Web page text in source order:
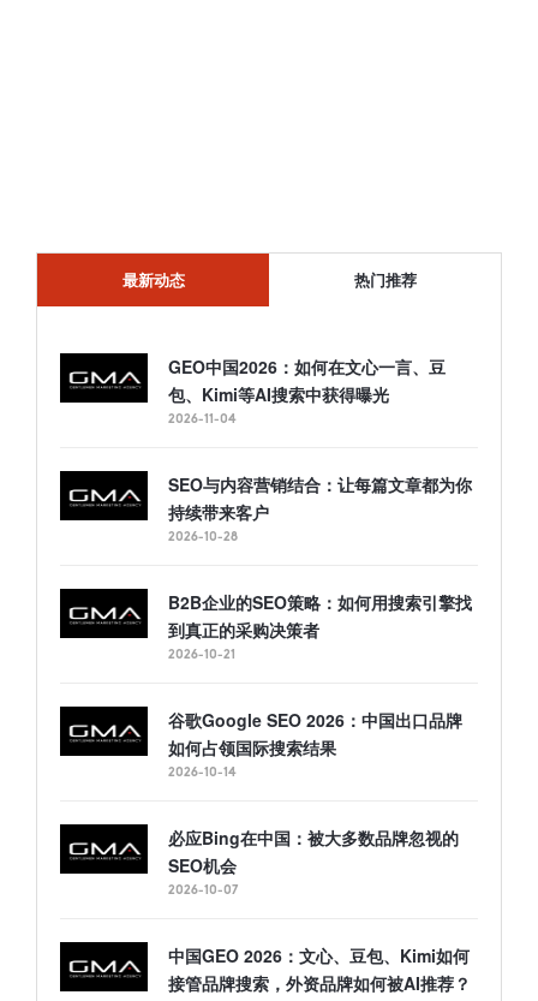
最新动态 热门推荐
GEO中国2026：如何在文心一言、豆
包、Kimi等AI搜索中获得曝光
2026-11-04
SEO与内容营销结合：让每篇文章都为你
持续带来客户
2026-10-28
B2B企业的SEO策略：如何用搜索引擎找
到真正的采购决策者
2026-10-21
谷歌Google SEO 2026：中国出口品牌
如何占领国际搜索结果
2026-10-14
必应Bing在中国：被大多数品牌忽视的
SEO机会
2026-10-07
中国GEO 2026：文心、豆包、Kimi如何
接管品牌搜索，外资品牌如何被AI推荐？